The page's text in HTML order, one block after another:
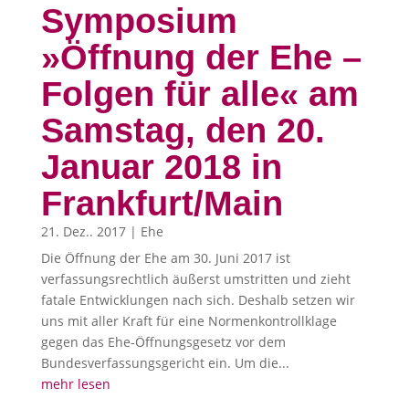
Symposium
»Öffnung der Ehe –
Folgen für alle« am
Samstag, den 20.
Januar 2018 in
Frankfurt/Main
21. Dez.. 2017| Ehe
Die Öffnung der Ehe am 30. Juni 2017 ist
verfassungsrechtlich äußerst umstritten und zieht
fatale Entwicklungen nach sich. Deshalb setzen wir
uns mit aller Kraft für eine Normenkontrollklage
gegen das Ehe-Öffnungsgesetz vor dem
Bundesverfassungsgericht ein. Um die...
mehr lesen